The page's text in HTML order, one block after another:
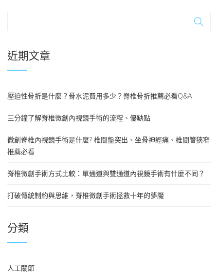
近期文章
壓迫性骨折是什麼？骨水泥費用多少？脊椎骨折推薦必看Q&A
三分鐘了解脊椎微創內視鏡手術的流程、優缺點
微創脊椎內視鏡手術是什麼? 椎間盤突出、坐骨神經痛、椎間管狹窄
推薦必看
脊椎微創手術方式比較：單通道與雙通道內視鏡手術有什麼不同？
打破傳統制約與思維，脊椎微創手術拯救十年的夢魘
分類
人工關節